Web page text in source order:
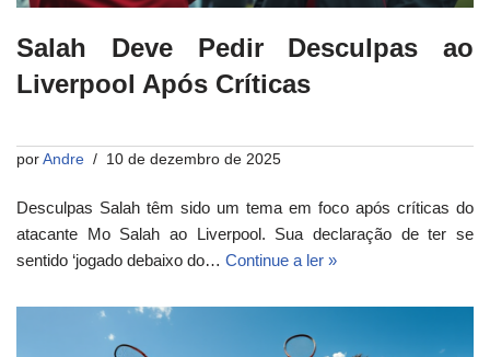
Salah Deve Pedir Desculpas ao
Liverpool Após Críticas
por Andre 10 de dezembro de 2025
Desculpas Salah têm sido um tema em foco após críticas do
atacante Mo Salah ao Liverpool. Sua declaração de ter se
sentido ‘jogado debaixo do… Continue a ler »